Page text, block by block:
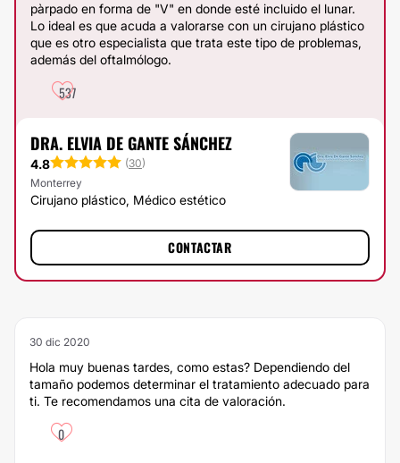
pàrpado en forma de "V" en donde esté incluido el lunar.
Lo ideal es que acuda a valorarse con un cirujano plástico
que es otro especialista que trata este tipo de problemas,
además del oftalmólogo.
537
DRA. ELVIA DE GANTE SÁNCHEZ
4.8 (30)
Monterrey
Cirujano plástico, Médico estético
CONTACTAR
30 dic 2020
Hola muy buenas tardes, como estas? Dependiendo del
tamaño podemos determinar el tratamiento adecuado para
ti. Te recomendamos una cita de valoración.
0